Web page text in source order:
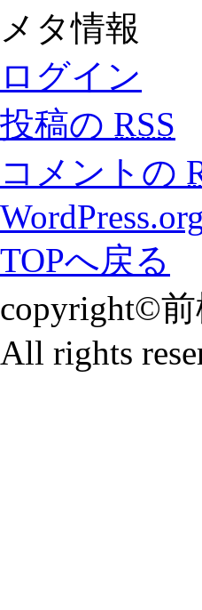
メタ情報
ログイン
投稿の RSS
コメントの
WordPress.org
TOPへ戻る
copyright©
All rights